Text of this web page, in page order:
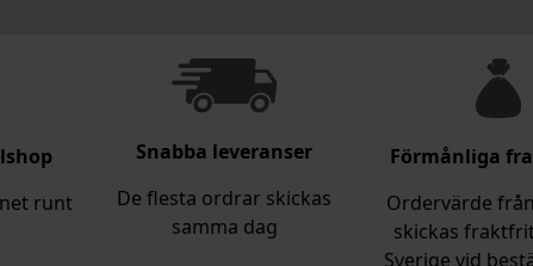
runt
Snabba leveranser
De flesta ordrar skickas
samma dag
Förmånliga
Ordervärde
skickas
Sverige vid